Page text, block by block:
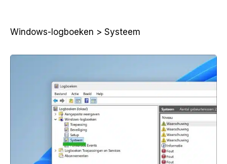
Windows-logboeken > Systeem